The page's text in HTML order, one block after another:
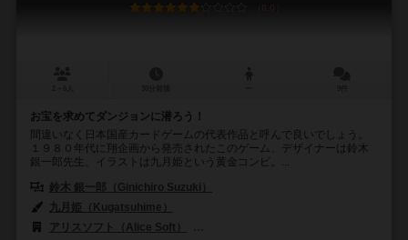
6.0
お宝を求めてダンジョンに潜ろう！
間違いなく日本国産カードゲームの代表作品と呼んで良いでしょう。
１９８０年代に翔企画から発売されたこのゲーム、デザイナーは鈴木
銀一郎先生、イラストは九月姫という黄金コンビ。...
鈴木 銀一郎（Ginichiro Suzuki）
九月姫（Kugatsuhime）
アリスソフト（Alice Soft）